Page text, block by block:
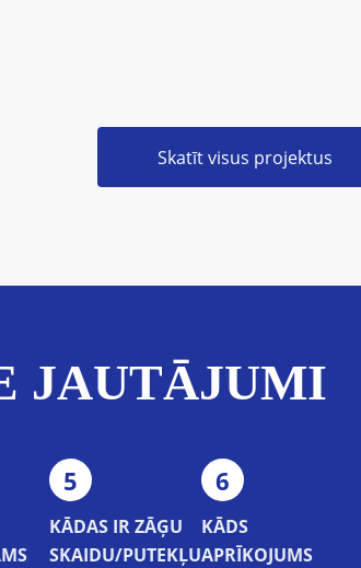
Skatīt visus projektus
JAUTĀJUMI
5
KĀDAS IR ZĀĢU
SKAIDU/PUTEKĻU
6
KĀDS
APRĪKOJUMS